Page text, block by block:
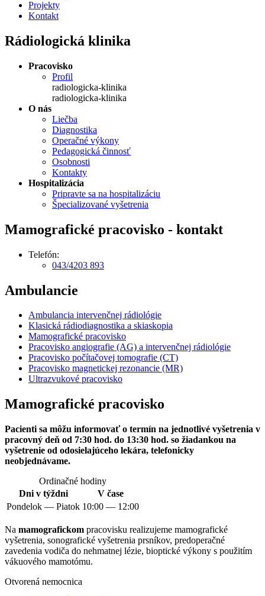
Projekty
Kontakt
Rádiologická klinika
Pracovisko
Profil
radiologicka-klinika
radiologicka-klinika
O nás
Liečba
Diagnostika
Operačné výkony
Pedagogická činnosť
Osobnosti
Kontakty
Hospitalizácia
Pripravte sa na hospitalizáciu
Špecializované vyšetrenia
Mamografické pracovisko - kontakt
Telefón:
043/4203 893
Ambulancie
Ambulancia intervenčnej rádiológie
Klasická rádiodiagnostika a skiaskopia
Mamografické pracovisko
Pracovisko angiografie (AG) a intervenčnej rádiológie
Pracovisko počítačovej tomografie (CT)
Pracovisko magnetickej rezonancie (MR)
Ultrazvukové pracovisko
Mamografické pracovisko
Pacienti sa môžu informovať o termín na jednotlivé vyšetrenia v
pracovný deň od 7:30 hod. do 13:30 hod. so žiadankou na
vyšetrenie od odosielajúceho lekára, telefonicky
neobjednávame.
Ordinačné hodiny
Dni v týždni
V čase
Pondelok — Piatok 10:00 — 12:00
Na mamografickom pracovisku realizujeme mamografické
vyšetrenia, sonografické vyšetrenia prsníkov, predoperačné
zavedenia vodiča do nehmatnej lézie, bioptické výkony s použitím
vákuového mamotómu.
Otvorená nemocnica